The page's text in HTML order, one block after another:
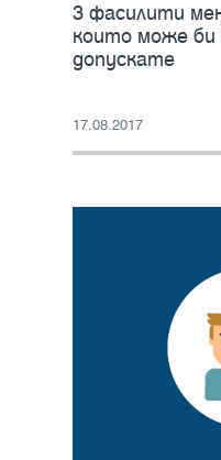
3 фасилити
които може би
допускате
17.08.2017